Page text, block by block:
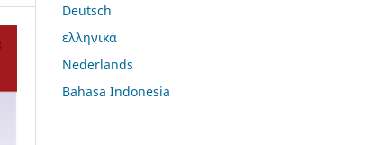
Deutsch
ελληνικά
Nederlands
Bahasa Indonesia